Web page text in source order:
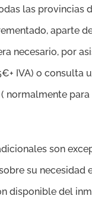
las provincias
aparte
necesario, por
IVA) o consulta
normalmente para
son
su necesidad
disponible del